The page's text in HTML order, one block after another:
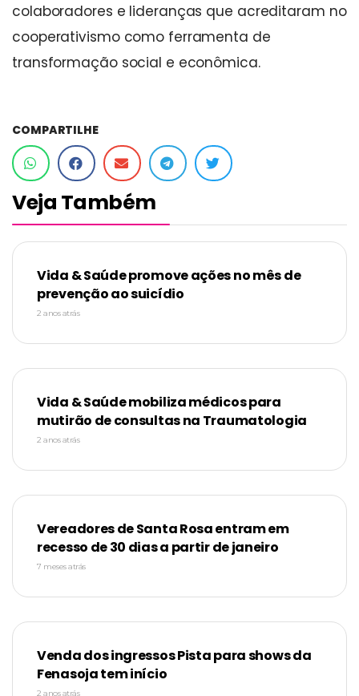
colaboradores e lideranças que acreditaram no
cooperativismo como ferramenta de
transformação social e econômica.
COMPARTILHE
Veja Também
Vida & Saúde promove ações no mês de
prevenção ao suicídio
2 anos atrás
Vida & Saúde mobiliza médicos para
mutirão de consultas na Traumatologia
2 anos atrás
Vereadores de Santa Rosa entram em
recesso de 30 dias a partir de janeiro
7 meses atrás
Venda dos ingressos Pista para shows da
Fenasoja tem início
2 anos atrás